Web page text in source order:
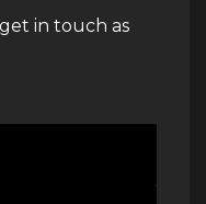
in touch as